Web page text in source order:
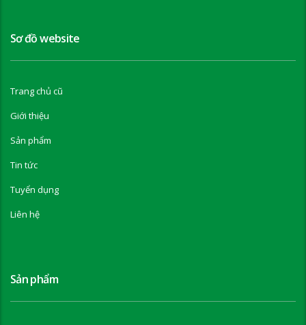
Sơ đồ website
Trang chủ cũ
Giới thiệu
Sản phẩm
Tin tức
Tuyển dụng
Liên hệ
Sản phẩm